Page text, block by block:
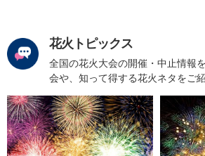
花火トピックス
全国の花火大会の開催・中止情報
会や、知って得する花火ネタをご紹